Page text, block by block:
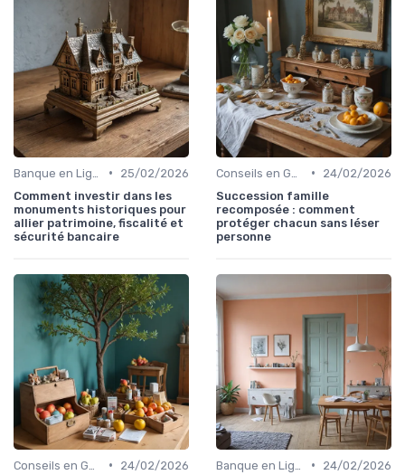
•
25/02/2026
Comment investir dans les
monuments historiques pour
allier patrimoine, fiscalité et
sécurité bancaire
•
24/02/2026
Succession famille
recomposée : comment
protéger chacun sans léser
personne
•
24/02/2026
•
24/02/2026